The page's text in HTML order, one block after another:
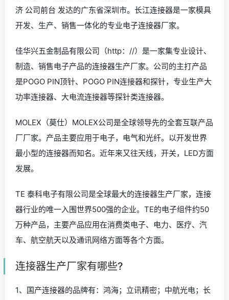
济 公司前台 发达的广东省深圳市。长江连接器是一家模具
开发、生产、销售一体化的专业电子连接器厂家。
佳华兴五金制品有限公司（http：//）是一家集专业设计、
制造、销售电子产品的连接器生产厂家。公司的主打产品
是POGO PIN顶针、POGO PIN连接器和探针，专业生产大
功率连接器、大电流连接器等探针类连接器。
MOLEX（莫仕）MOLEX公司是全球领导先的全套互联产品
厂厂家。产品主要应用于电子，电气和光纤。以开发世界
最小型的连接器而知名。近年来又往天线，开关，LED方面
发展。
TE 泰科电子有限公司是全球最大的连接器生产厂家，连接
器行业的唯一入围世界500强的企业。TE的电子组件约50
万种产品，主要产品应用在消费类电子、电力、医疗、汽
车、航空航天以及通讯网络方面等各个方面。
连接器生产厂家有哪些?
1、国产连接器的品牌有：鸿海；立讯精密；中航光电；长